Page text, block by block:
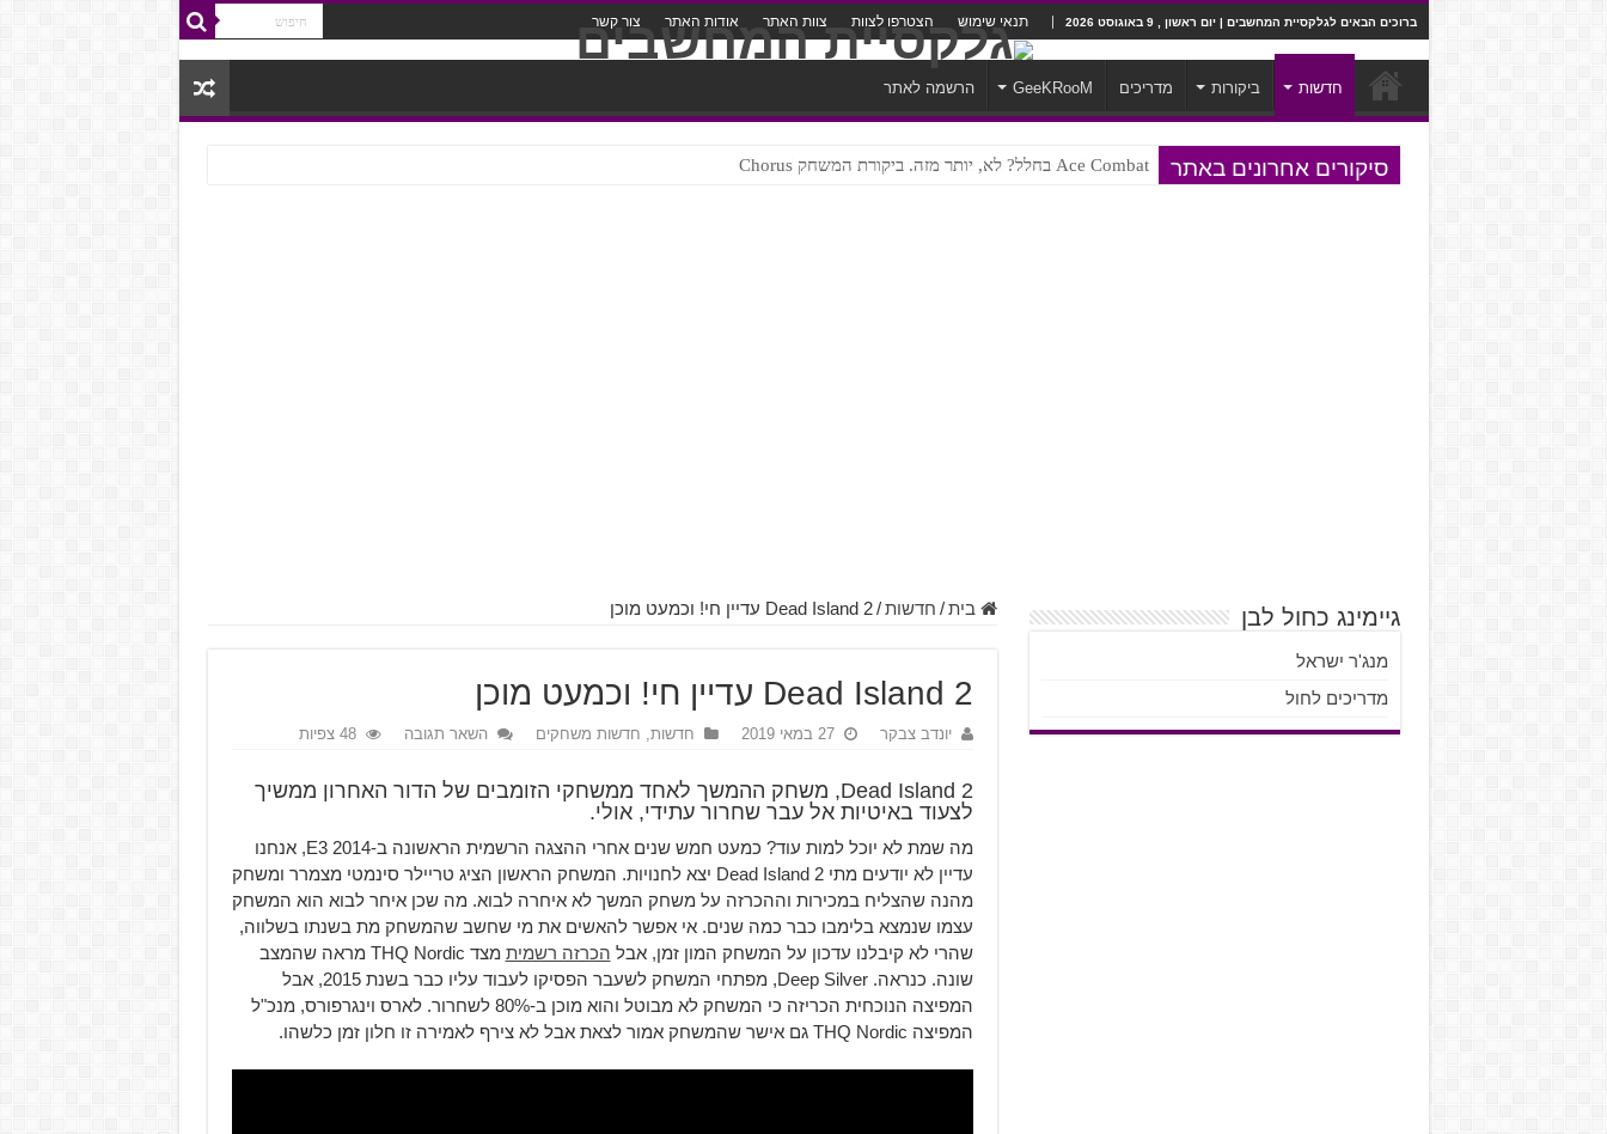
ברוכים הבאים לגלקסיית המחשבים | יום ראשון , 9 באוגוסט 2026 תנאי שימוש הצטרפו לצוות צוות האתר אודות האתר צור קשר
חדשות ביקורות מדריכים GeeKRooM הרשמה לאתר
סיקורים אחרונים באתר Ace Combat בחלל? לא, יותר מזה. ביקורת המשחק Chorus
Steven Universe והשירים שתורגמו בצורה נוראית לעברית
בית / חדשות / Dead Island 2 עדיין חי! וכמעט מוכן
Dead Island 2 עדיין חי! וכמעט מוכן
יונדב צבקר 27 במאי 2019 חדשות, חדשות משחקים השאר תגובה 48 צפיות
Dead Island 2, משחק ההמשך לאחד ממשחקי הזומבים של הדור האחרון ממשיך
לצעוד באיטיות אל עבר שחרור עתידי, אולי.
מה שמת לא יוכל למות עוד? כמעט חמש שנים אחרי ההצגה הרשמית הראשונה ב-E3 2014, אנחנו
עדיין לא יודעים מתי Dead Island 2 יצא לחנויות. המשחק הראשון הציג טריילר סינמטי מצמרר ומשחק
מהנה שהצליח במכירות וההכרזה על משחק המשך לא איחרה לבוא. מה שכן איחר לבוא הוא המשחק
עצמו שנמצא בלימבו כבר כמה שנים. אי אפשר להאשים את מי שחשב שהמשחק מת בשנתו בשלווה,
שהרי לא קיבלנו עדכון על המשחק המון זמן, אבל הכרזה רשמית
מצד THQ Nordic מראה שהמצב
שונה. כנראה. Deep Silver, מפתחי המשחק לשעבר הפסיקו לעבוד עליו כבר בשנת 2015, אבל
המפיצה הנוכחית הכריזה כי המשחק לא מבוטל והוא מוכן ב-80% לשחרור. לארס וינגרפורס, מנכ"ל
המפיצה THQ Nordic גם אישר שהמשחק אמור לצאת אבל לא צירף לאמירה זו חלון זמן כלשהו.
גיימינג כחול לבן
מנג'ר ישראל
מדריכים לחול